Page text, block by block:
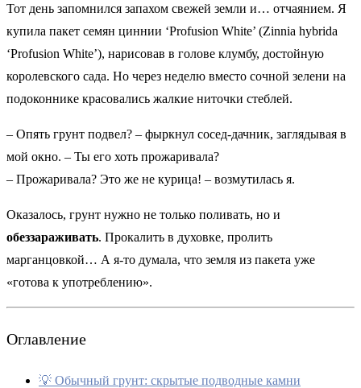
Тот день запомнился запахом свежей земли и… отчаянием. Я
купила пакет семян циннии ‘Profusion White’ (Zinnia hybrida
‘Profusion White’), нарисовав в голове клумбу, достойную
королевского сада. Но через неделю вместо сочной зелени на
подоконнике красовались жалкие ниточки стеблей.
– Опять грунт подвел? – фыркнул сосед-дачник, заглядывая в
мой окно. – Ты его хоть прожаривала?
– Прожаривала? Это же не курица! – возмутилась я.
Оказалось, грунт нужно не только поливать, но и
обеззараживать. Прокалить в духовке, пролить
марганцовкой… А я-то думала, что земля из пакета уже
«готова к употреблению».
Оглавление
💡 Обычный грунт: скрытые подводные камни